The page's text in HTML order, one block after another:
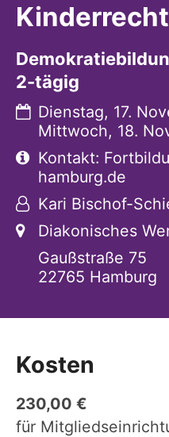
Kinderrecht
2-tägig
Datum:
Dienstag, 17.
Mittwoch, 18.
Art bzw. Nummer:
Kontakt:
hamburg.de
Von:Kari Bischof-
Ort:Diakonisches
Gaußstraße 75
22765 Hamburg
Kosten
230,00 €
für